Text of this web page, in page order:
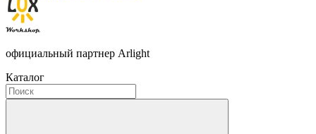
официальный партнер Arlight
Каталог